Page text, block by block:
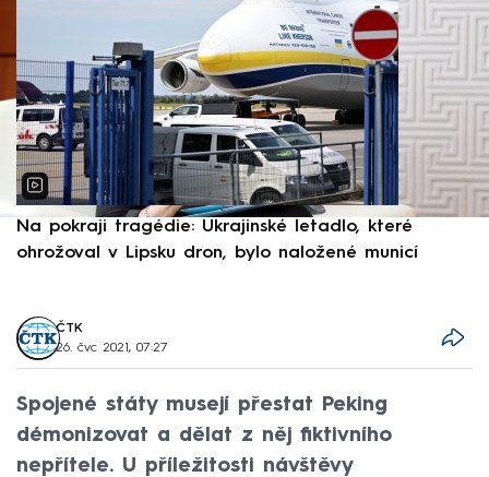
Na pokraji tragédie: Ukrajinské letadlo, které
ohrožoval v Lipsku dron, bylo naložené municí
ČTK
26. čvc 2021, 07:27
Spojené státy musejí přestat Peking
démonizovat a dělat z něj fiktivního
nepřítele. U příležitosti návštěvy